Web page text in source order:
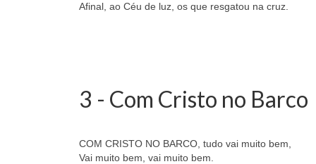
Afinal, ao Céu de luz, os que resgatou na cruz.
3 - Com Cristo no Barco
COM CRISTO NO BARCO, tudo vai muito bem,
Vai muito bem, vai muito bem.